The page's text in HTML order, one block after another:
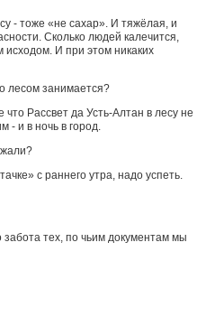
- тоже «не сахар». И тяжёлая, и
Сколько людей калечится,
И при этом ни­каких
лесом занимается?
Рассвет да Усть-Алтан в лесу не
- и в ночь в город.
с раннего утра, надо успеть.
тех, по чьим документам мы